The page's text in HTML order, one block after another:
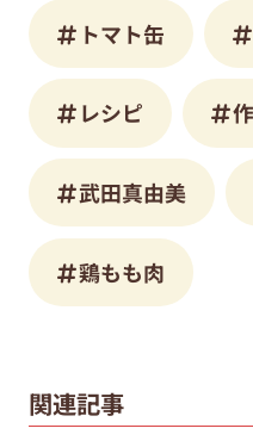
トマト缶
レシピ
武田真由美
鶏もも肉
関連記事